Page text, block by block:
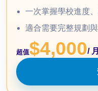
一次掌握學校進度
適合需要完整規劃
超值$4,000/ 月